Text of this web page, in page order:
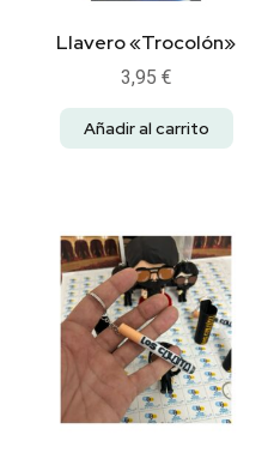
Llavero «Trocolón»
3,95 €
Añadir al carrito